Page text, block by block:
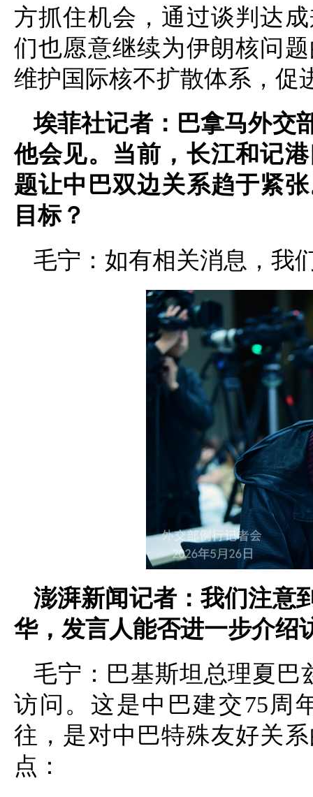
方抓住机会，通过谈判达
们也愿意继续为伊朗核问
维护国际核不扩散体系，促
埃菲社记者：巴拿马外交
他会见。当前，长江和记
题让中巴双边关系趋于紧
目标？
毛宁：如有相关消息，我
澎湃新闻记者：我们注意
华，发言人能否进一步介绍
毛宁：巴基斯坦总理夏巴
访问。这是中巴建交75周
往，是对中巴特殊友好关
点：